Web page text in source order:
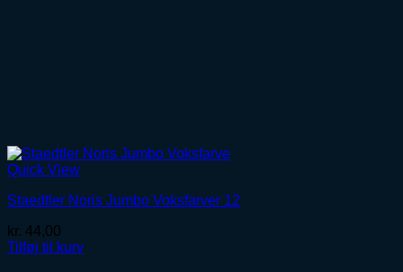
Quick View
Staedtler Noris Jumbo Voksfarver 12
kr. 44,00
Tilføj til kurv